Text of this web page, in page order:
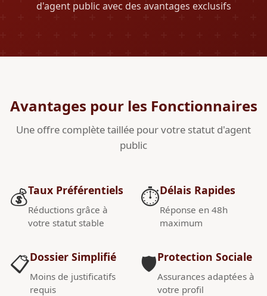
d'agent public avec des avantages exclusifs
Avantages pour les Fonctionnaires
Une offre complète taillée pour votre statut d'agent
public
💰Taux Préférentiels
Réductions grâce à
votre statut stable
📋Dossier Simplifié
Moins de justificatifs
requis
⏱️Délais Rapides
Réponse en 48h
maximum
🛡️Protection Sociale
Assurances adaptées à
votre profil